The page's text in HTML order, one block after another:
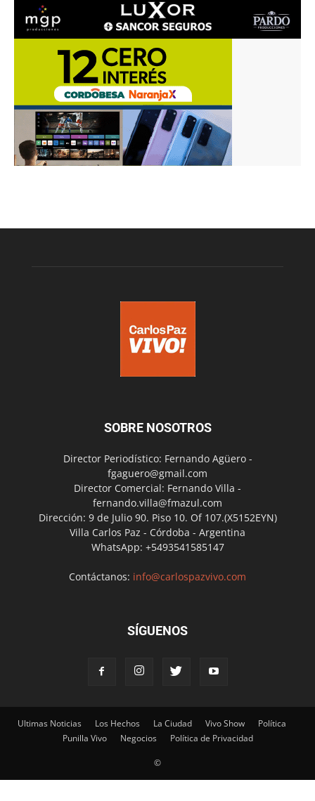
SOBRE NOSOTROS
Director Periodístico: Fernando Agüero -
fgaguero@gmail.com
Director Comercial: Fernando Villa -
fernando.villa@fmazul.com
Dirección: 9 de Julio 90. Piso 10. Of 107.(X5152EYN)
Villa Carlos Paz - Córdoba - Argentina
WhatsApp: +5493541585147
Contáctanos: info@carlospazvivo.com
SÍGUENOS
Ultimas Noticias Los Hechos La Ciudad Vivo Show
Política
Punilla Vivo
Negocios Política de Privacidad
©